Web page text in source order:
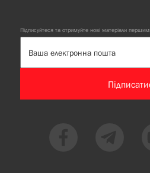
Підписуйтеся та отримуйте нові матеріали